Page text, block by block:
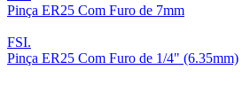
Pinça ER25 Com Furo de 7mm
FSI.
Pinça ER25 Com Furo de 1/4" (6.35mm)